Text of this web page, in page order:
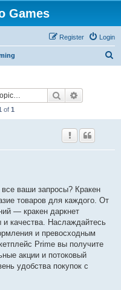
Games
Login
Register
Search
of 1
ваши запросы? Кракен
товаров для каждого. От
— кракен даркнет
и качества. Наслаждайтесь
и превосходным
Prime вы получите
акции и потоковый
удобства покупок с